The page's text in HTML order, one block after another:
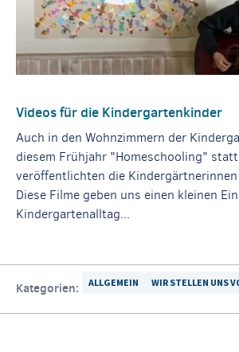
Videos für die Kindergartenkinder
Auch in den Wohnzimmern der
diesem Frühjahr "Homeschooling"
veröffentlichten die Kindergärtnerinnen
Diese Filme geben uns einen kleinen
Kindergartenalltag...
Kategorien: ALLGEMEIN WIR STELLEN UNS